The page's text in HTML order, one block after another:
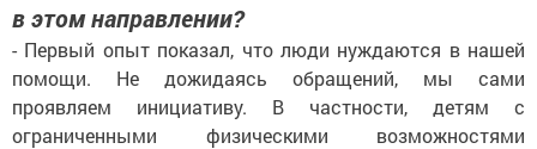
в этом направлении?
- Первый опыт показал, что люди нуждаются в нашей
помощи. Не дожидаясь обращений, мы сами
проявляем инициативу. В частности, детям с
ограниченными физическими возможностями